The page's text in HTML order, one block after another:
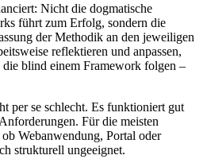
Nicht die dogmatische
führt zum Erfolg, sondern die
der Methodik an den jeweiligen
reflektieren und anpassen,
blind einem Framework folgen –
per se schlecht. Es funktioniert gut
Für die meisten
Webanwendung, Portal oder
strukturell ungeeignet.